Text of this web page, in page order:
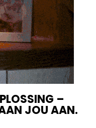
–
JOU AAN.